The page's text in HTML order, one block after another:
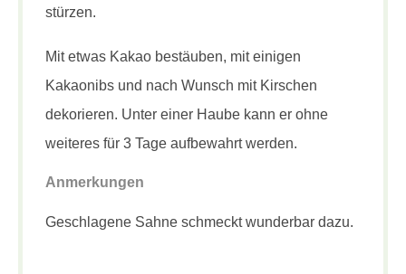
stürzen.
Mit etwas Kakao bestäuben, mit einigen
Kakaonibs und nach Wunsch mit Kirschen
dekorieren. Unter einer Haube kann er ohne
weiteres für 3 Tage aufbewahrt werden.
Anmerkungen
Geschlagene Sahne schmeckt wunderbar dazu.